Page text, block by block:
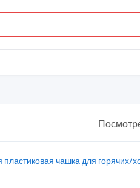
чашка для горячих/